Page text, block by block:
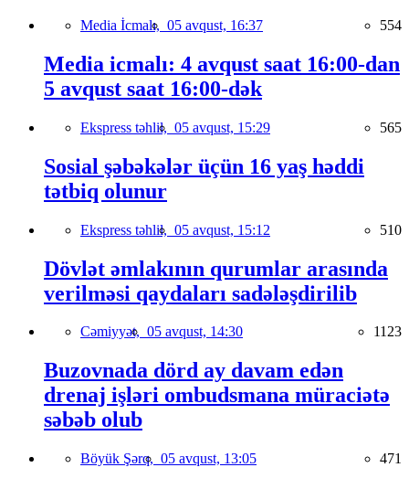
Media İcmalı, 05 avqust, 16:37 554
Media icmalı: 4 avqust saat 16:00-dan
5 avqust saat 16:00-dək
Ekspress təhlil, 05 avqust, 15:29 565
Sosial şəbəkələr üçün 16 yaş həddi
tətbiq olunur
Ekspress təhlil, 05 avqust, 15:12 510
Dövlət əmlakının qurumlar arasında
verilməsi qaydaları sadələşdirilib
Cəmiyyət, 05 avqust, 14:30 1123
Buzovnada dörd ay davam edən
drenaj işləri ombudsmana müraciətə
səbəb olub
Böyük Şərq, 05 avqust, 13:05 471